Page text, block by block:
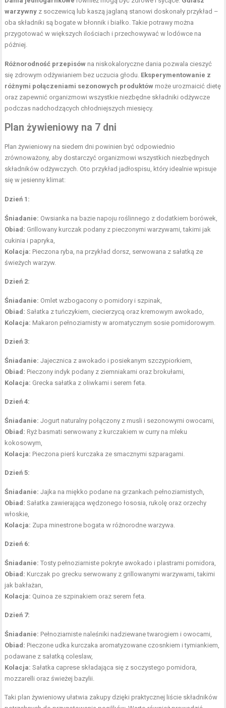
warzywny z soczewicą lub kaszą jaglaną stanowi doskonały przykład –
oba składniki są bogate w błonnik i białko. Takie potrawy można
przygotować w większych ilościach i przechowywać w lodówce na
później.
Różnorodność przepisów na niskokaloryczne dania pozwala cieszyć
się zdrowym odżywianiem bez uczucia głodu. Eksperymentowanie z
różnymi połączeniami sezonowych produktów może urozmaicić dietę
oraz zapewnić organizmowi wszystkie niezbędne składniki odżywcze
podczas nadchodzących chłodniejszych miesięcy.
Plan żywieniowy na 7 dni
Plan żywieniowy na siedem dni powinien być odpowiednio
zrównoważony, aby dostarczyć organizmowi wszystkich niezbędnych
składników odżywczych. Oto przykład jadłospisu, który idealnie wpisuje
się w jesienny klimat:
Dzień 1:
Śniadanie: Owsianka na bazie napoju roślinnego z dodatkiem borówek,
Obiad: Grillowany kurczak podany z pieczonymi warzywami, takimi jak
cukinia i papryka,
Kolacja: Pieczona ryba, na przykład dorsz, serwowana z sałatką ze
świeżych warzyw.
Dzień 2:
Śniadanie: Omlet wzbogacony o pomidory i szpinak,
Obiad: Sałatka z tuńczykiem, ciecierzycą oraz kremowym awokado,
Kolacja: Makaron pełnoziarnisty w aromatycznym sosie pomidorowym.
Dzień 3:
Śniadanie: Jajecznica z awokado i posiekanym szczypiorkiem,
Obiad: Pieczony indyk podany z ziemniakami oraz brokułami,
Kolacja: Grecka sałatka z oliwkami i serem feta.
Dzień 4:
Śniadanie: Jogurt naturalny połączony z musli i sezonowymi owocami,
Obiad: Ryż basmati serwowany z kurczakiem w curry na mleku
kokosowym,
Kolacja: Pieczona pierś kurczaka ze smacznymi szparagami.
Dzień 5:
Śniadanie: Jajka na miękko podane na grzankach pełnoziarnistych,
Obiad: Sałatka zawierająca wędzonego łososia, rukolę oraz orzechy
włoskie,
Kolacja: Zupa minestrone bogata w różnorodne warzywa.
Dzień 6:
Śniadanie: Tosty pełnoziarniste pokryte awokado i plastrami pomidora,
Obiad: Kurczak po grecku serwowany z grillowanymi warzywami, takimi
jak bakłażan,
Kolacja: Quinoa ze szpinakiem oraz serem feta.
Dzień 7:
Śniadanie: Pełnoziarniste naleśniki nadziewane twarogiem i owocami,
Obiad: Pieczone udka kurczaka aromatyzowane czosnkiem i tymiankiem,
podawane z sałatką coleslaw,
Kolacja: Sałatka caprese składająca się z soczystego pomidora,
mozzarelli oraz świeżej bazylii.
Taki plan żywieniowy ułatwia zakupy dzięki praktycznej liście składników